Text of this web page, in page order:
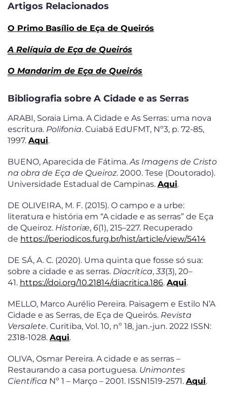
Artigos Relacionados
O Primo Basílio de Eça de Queirós
A Relíquia de Eça de Queirós
O Mandarim de Eça de Queirós
Bibliografia sobre A Cidade e as Serras
ARABI, Soraia Lima. A Cidade e As Serras: uma nova
escritura. Polifonia. Cuiabá EdUFMT, Nº3, p. 72-85,
1997. Aqui.
BUENO, Aparecida de Fátima.As Imagens de Cristo
na obra de Eça de Queiroz. 2000. Tese (Doutorado).
Universidade Estadual de Campinas. Aqui.
DE OLIVEIRA, M. F. (2015). O campo e a urbe:
literatura e história em “A cidade e as serras” de Eça
de Queiroz. Historiæ, 6(1), 215–227. Recuperado
de https://periodicos.furg.br/hist/article/view/5414
DE SÁ, A. C. (2020). Uma quinta que fosse só sua:
sobre a cidade e as serras. Diacrítica,33(3), 20–
41. https://doi.org/10.21814/diacritica.186. Aqui.
MELLO, Marco Aurélio Pereira. Paisagem e Estilo N’A
Cidade e as Serras, de Eça de Queirós. Revista
Versalete. Curitiba, Vol. 10, nº 18, jan.-jun. 2022 ISSN:
2318-1028. Aqui.
OLIVA, Osmar Pereira. A cidade e as serras –
Restaurando a casa portuguesa. Unimontes
Científica Nº 1 – Março – 2001. ISSN1519-2571. Aqui.